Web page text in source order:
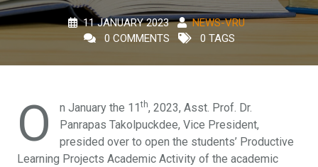
11 JANUARY 2023
NEWS-VRU
0 COMMENTS
0 TAGS
O n January the 11 th, 2023, Asst. Prof. Dr.
Panrapas Takolpuckdee, Vice President,
presided over to open the students’ Productive
Learning Projects Academic Activity of the academic